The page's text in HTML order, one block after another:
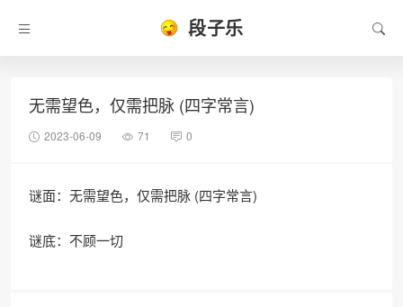
段子乐
无需望色，仅需把脉 (四字常言)
2023-06-09 71 0
谜面：无需望色，仅需把脉 (四字常言)
谜底：不顾一切